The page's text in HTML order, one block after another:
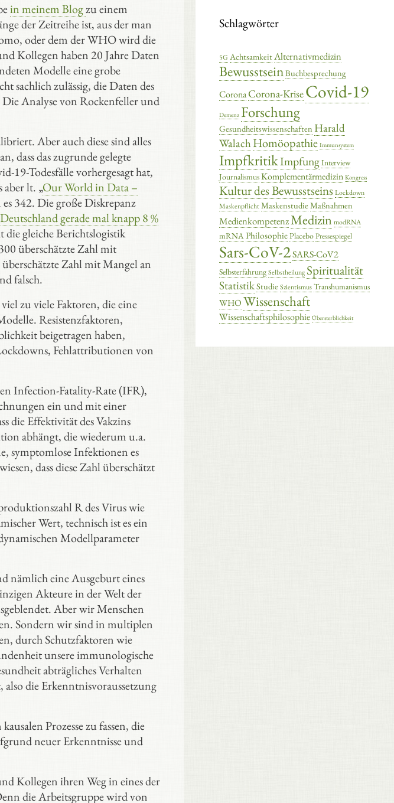
in meinem Blogzu einem
der Zeitreihe ist, aus der man
oder dem der WHO wird die
Kollegen haben 20 Jahre Daten
Modelle eine grobe
sachlich zulässig, die Daten des
Analyse von Rockenfeller und
Aber auch diese sind alles
dass das zugrunde gelegte
Todesfälle vorhergesagt hat,
aber lt. „Our World in Data –
342. Die große Diskrepanz
gerade mal knapp 8 %
gleiche Berichtslogistik
überschätzte Zahl mit
Zahl mit Mangel an
falsch.
zu viele Faktoren, die eine
Resistenzfaktoren,
beigetragen haben,
Fehlattributionen von
Infection-Fatality-Rate (IFR),
ein und mit einer
die Effektivität des Vakzins
abhängt, die wiederum u.a.
symptomlose Infektionen es
dass diese Zahl überschätzt
R des Virus wie
Wert, technisch ist es ein
Modellparameter
nämlich eine Ausgeburt eines
Akteure in der Welt der
Aber wir Menschen
Sondern wir sind in multiplen
durch Schutzfaktoren wie
unsere immunologische
abträgliches Verhalten
die Erkenntnisvoraussetzung
Prozesse zu fassen, die
neuer Erkenntnisse und
Kollegen ihren Weg in eines der
die Arbeitsgruppe wird von
Schlagwörter
5G AchtsamkeitAlternativmedizin
BewusstseinBuchbesprechung
CoronaCorona-KriseCovid-19
Demenz Forschung
Gesundheitswissenschaften Harald
Walach Homöopathie Immunsystem
ImpfkritikImpfungInterview
JournalismusKomplementärmedizin Kongress
Kultur des Bewusstseins Lockdown
MaskenpflichtMaskenstudieMaßnahmen
MedienkompetenzMedizin modRNA
mRNAPhilosophiePlaceboPressespiegel
Sars-CoV-2SARS-CoV2
SelbsterfahrungSelbstheilung Spiritualität
StatistikStudieSzientismusTranshumanismus
WHO Wissenschaft
Wissenschaftsphilosophie Übersterblichkeit